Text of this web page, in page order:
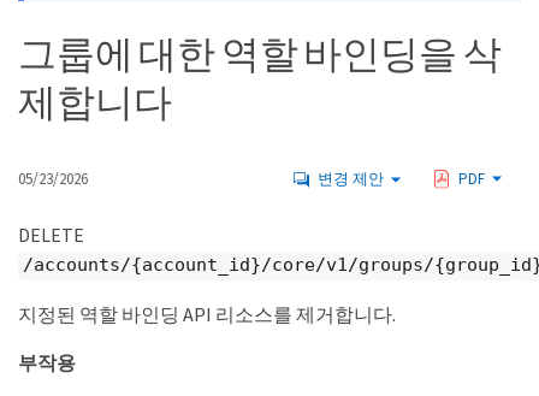
그룹에 대한 역할 바인딩을 삭
제합니다
05/23/2026 변경 제안 PDF
DELETE
/accounts/{account_id}/core/v1/groups/
지정된 역할 바인딩 API 리소스를 제거합니다.
부작용